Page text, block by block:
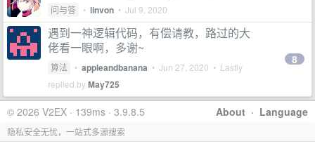
问与答 • linvon • Jul 9, 2020
遇到一神逻辑代码，有偿请教，路过的大
佬看一眼啊，多谢~
算法 • appleandbanana • Jun 27, 2020 • Lastly
replied byMay725
8
About · Language
© 2026 V2EX · 139ms · 3.9.8.5
隐私安全无忧，一站式多源搜索